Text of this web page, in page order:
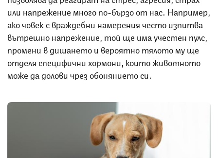
или напрежение много по-бързо от нас. Например,
ако човек с враждебни намерения често изпитва
вътрешно напрежение, той ще има учестен пулс,
промени в дишането и вероятно тялото му ще
отделя специфични хормони, които животното
може да долови чрез обонянието си.